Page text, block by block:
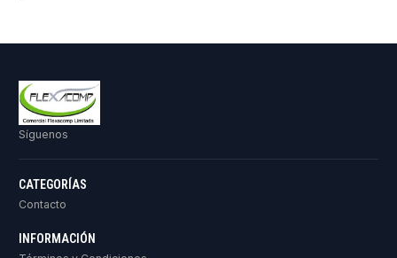
Síguenos
CATEGORÍAS
Contacto
INFORMACIÓN